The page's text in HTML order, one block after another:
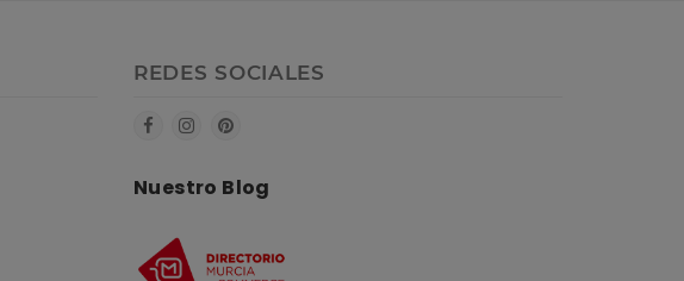
REDES SOCIALES
Nuestro Blog